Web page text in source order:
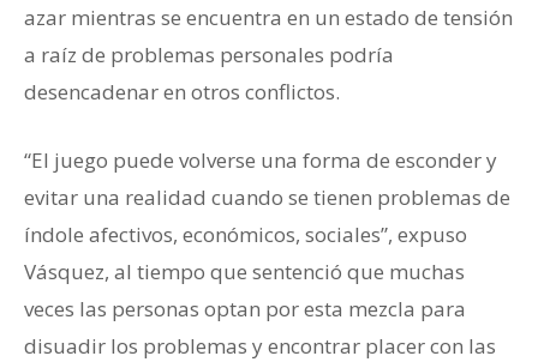
azar mientras se encuentra en un estado de tensión
a raíz de problemas personales podría
desencadenar en otros conflictos.
“El juego puede volverse una forma de esconder y
evitar una realidad cuando se tienen problemas de
índole afectivos, económicos, sociales”, expuso
Vásquez, al tiempo que sentenció que muchas
veces las personas optan por esta mezcla para
disuadir los problemas y encontrar placer con las